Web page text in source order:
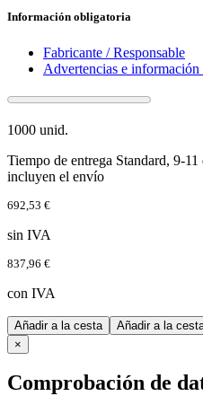
Información obligatoria
Fabricante / Responsable
Advertencias e información
1000 unid.
Tiempo de entrega Standard, 9-
incluyen el envío
692,53 €
sin IVA
837,96 €
con IVA
Añadir a la cesta Añadir a la
×
Comprobación de